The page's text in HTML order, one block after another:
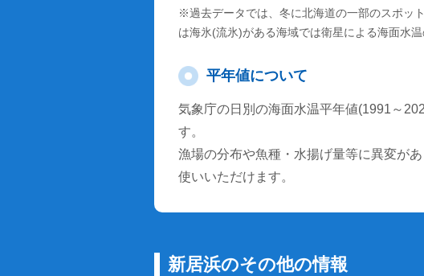
※過去データでは、冬に北海道の一部のスポッ
は海氷(流氷)がある海域では衛星による海面水
平年値について
気象庁の日別の海面水温平年値(1991～
す。
漁場の分布や魚種・水揚げ量等に異変が
使いいただけます。
新居浜のその他の情報